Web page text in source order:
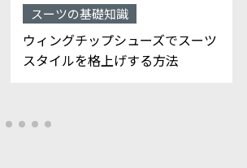
スーツの基礎知識
ウィングチップシューズでスーツ
スタイルを格上げする方法